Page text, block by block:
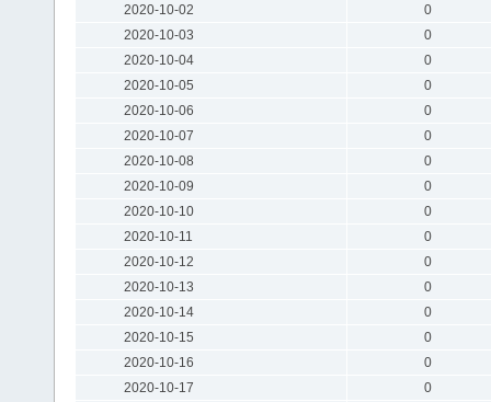
2020-10-02
0
2020-10-03
0
2020-10-04
0
2020-10-05
0
2020-10-06
0
2020-10-07
0
2020-10-08
0
2020-10-09
0
2020-10-10
0
2020-10-11
0
2020-10-12
0
2020-10-13
0
2020-10-14
0
2020-10-15
0
2020-10-16
0
2020-10-17
0